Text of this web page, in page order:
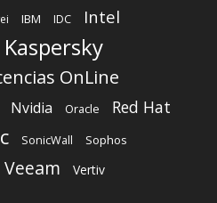
IBM IDC Intel
Kaspersky
OnLine
Nvidia Oracle Red Hat
SonicWall Sophos
Veeam Vertiv